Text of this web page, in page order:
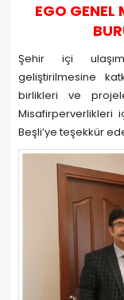
EGO GENEL
Şehir içi
geliştirilmesine
birlikleri ve
Misafirperverlikleri
Beşli’ye teşekkür